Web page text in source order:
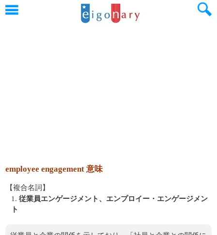
employee engagement 意味
【複合名詞】
1. 従業員エンゲージメント、エンプロイー・エンゲージメン
ト